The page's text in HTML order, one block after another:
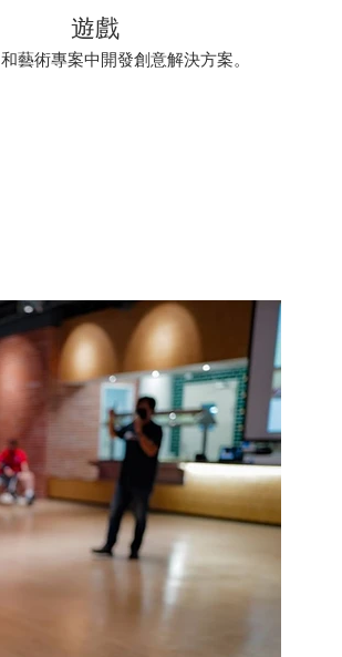
遊戲
藝術專案中開發創意解決方案。